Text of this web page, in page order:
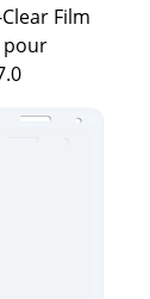
Film
pour